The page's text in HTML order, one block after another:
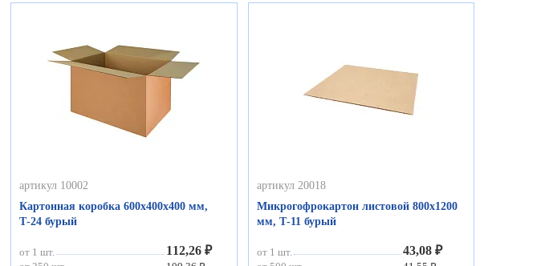
артикул 10002
Картонная коробка 600х400х400 мм,
Т-24 бурый
от 1 шт. 112,26 ₽
артикул 20018
Микрогофрокартон листовой 800х1200
мм, Т-11 бурый
от 1 шт. 43,08 ₽